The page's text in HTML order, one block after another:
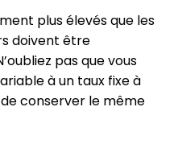
plus élevés que les
doivent être
pas que vous
à un taux fixe à
conserver le même